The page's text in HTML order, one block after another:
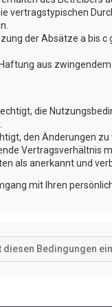
vertragstypischen
der Absätze a bis
aus
die
den Änderungen
Vertragsverhältnis
als anerkannt und
mit Ihren